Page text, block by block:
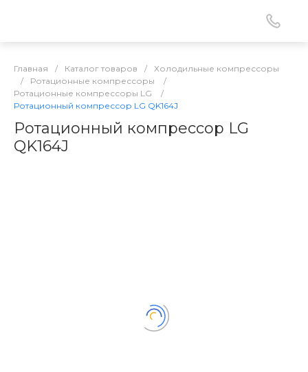
Главная / Каталог товаров /
Холодильные компрессоры
/
Ротационные компрессоры
/
Ротационные компрессоры LG
/
Ротационный компрессор LG QK164J
Ротационный компрессор LG
QK164J